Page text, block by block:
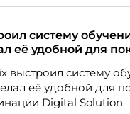
систему
её удобной для
выстроил систему
её удобной для
Digital Solution